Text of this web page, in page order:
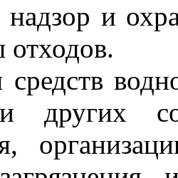
и
отходов.
средств
и других
организаци